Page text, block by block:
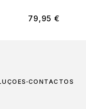
79,95 €
CONTACTOS